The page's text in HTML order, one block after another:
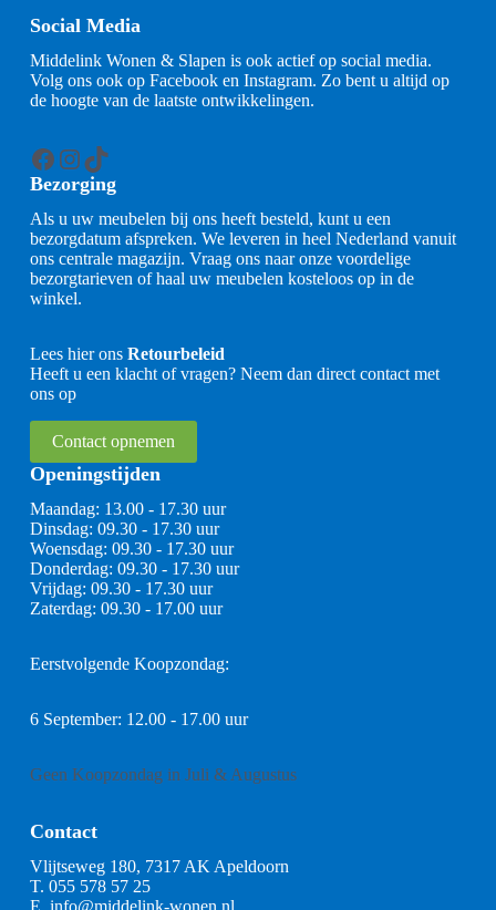
Social Media
Middelink Wonen & Slapen is ook actief op social media.
Volg ons ook op Facebook en Instagram. Zo bent u altijd op
de hoogte van de laatste ontwikkelingen.
Facebook
Instagram
TikTok
Bezorging
Als u uw meubelen bij ons heeft besteld, kunt u een
bezorgdatum afspreken. We leveren in heel Nederland vanuit
ons centrale magazijn. Vraag ons naar onze voordelige
bezorgtarieven of haal uw meubelen kosteloos op in de
winkel.
Lees hier ons Retourbeleid
Heeft u een klacht of vragen? Neem dan direct contact met
ons op
Contact opnemen
Openingstijden
Maandag: 13.00 - 17.30 uur
Dinsdag: 09.30 - 17.30 uur
Woensdag: 09.30 - 17.30 uur
Donderdag: 09.30 - 17.30 uur
Vrijdag: 09.30 - 17.30 uur
Zaterdag: 09.30 - 17.00 uur
Eerstvolgende Koopzondag:
6 September: 12.00 - 17.00 uur
Geen Koopzondag in Juli & Augustus
Contact
Vlijtseweg 180, 7317 AK Apeldoorn
T. 055 578 57 25
E. info@middelink-wonen.nl